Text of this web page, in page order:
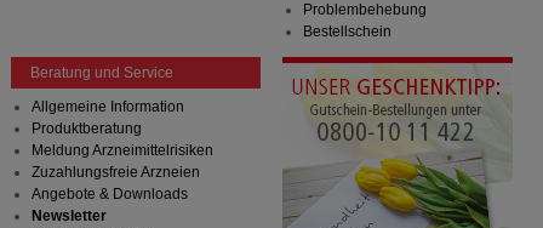
Problembehebung
Bestellschein
Beratung und Service
Allgemeine Information
Produktberatung
Meldung Arzneimittelrisiken
Zuzahlungsfreie Arzneien
Angebote & Downloads
Newsletter